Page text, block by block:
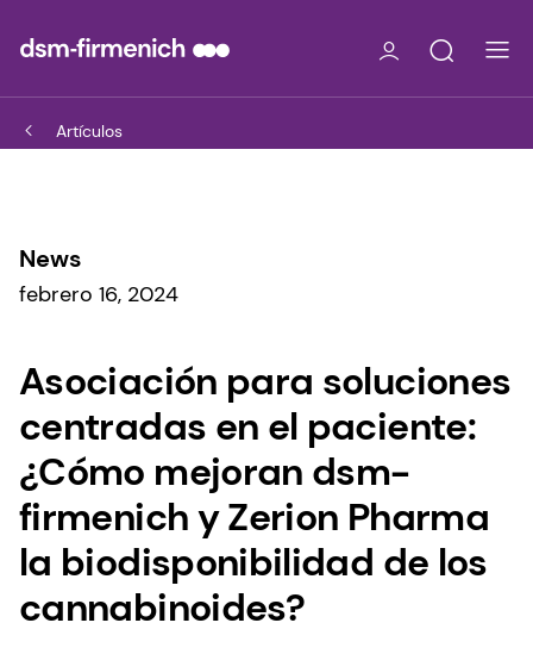
Artículos
News
febrero 16, 2024
Asociación para soluciones
centradas en el paciente:
¿Cómo mejoran dsm-
firmenich y Zerion Pharma
la biodisponibilidad de los
cannabinoides?